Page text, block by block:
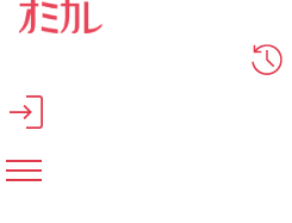
メインコンテンツへスキップ